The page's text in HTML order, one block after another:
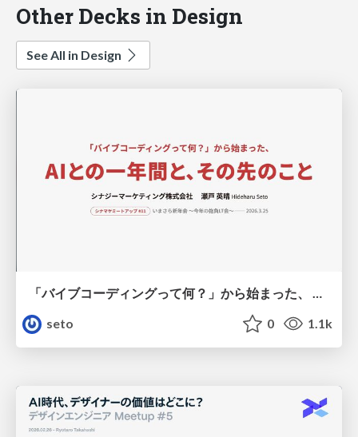
Other Decks in Design
See All in Design
「バイブコーディングって何？」から始まった、 AIとの一年間と、その先のこと
seto
0 1.1k